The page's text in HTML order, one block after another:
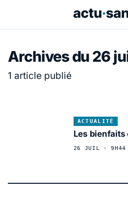
Archives du 26
1 article publié
ACTUALITÉ
Les bienfaits
26 JUIL · 9H44